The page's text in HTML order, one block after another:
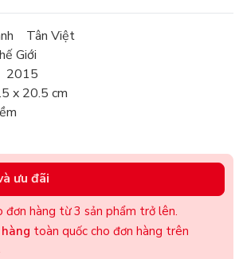
Tân Việt
Giới
2015
x 20.5 cm
ưu đãi
đơn hàng từ 3 sản phẩm trở lên.
toàn quốc cho đơn hàng trên